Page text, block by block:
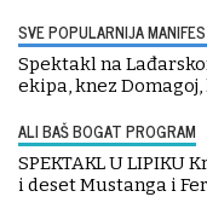
SVE POPULARNIJA
Spektakl na
ekipa, knez
ALI BAŠ BOGAT PROGRAM
SPEKTAKL U LIPIKU
i deset Mustanga i